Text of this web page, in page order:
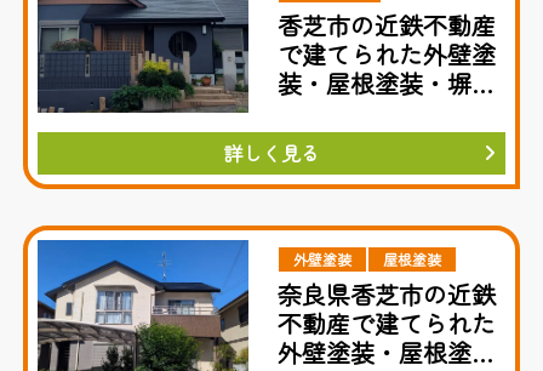
香芝市の近鉄不動産
で建てられた外壁塗
装・屋根塗装・塀塗
詳しく見る
外壁塗装 屋根塗装
奈良県香芝市の近鉄
不動産で建てられた
外壁塗装・屋根塗装